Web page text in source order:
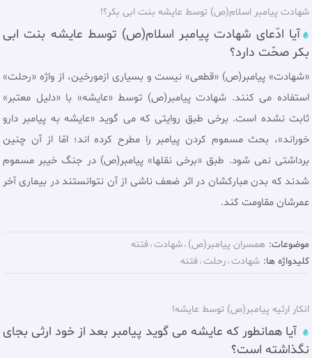
شهادت پیامبر اسلام(ص) توسط عایشه بنت ابی بکر؟!
آیا ادّعای شهادت پیامبر اسلام(ص) توسط عایشه بنت ابی
بکر صحّت دارد؟
«شهادت» پیامبر(ص) «قطعی» نیست و بسیاری ازمورخین، از واژه «رحلت»
استفاده می کنند. شهادت پیامبر(ص) توسط «عایشه» با «دلیل معتبر»
ثابت نشده است. برخی طبق روایتی که می گوید «عایشه به پیامبر دارو
خوراند»، بحث مسموم کردن پیامبر را مطرح کرده اند؛ امّا از آن چنین
برداشتی نمی شود. طبق «برخی نقلها» پیامبر(ص) در جنگ خیبر مسموم
شدند که بدن مبارکشان در اثر ضعف ناشی از آن نتوانستند در بیماری آخر
عمرشان مقاومت کند.
موضوعات: همسران پيامبر(ص) شهادت فتنه
کلیدواژه ها: شهادت رحلت فتنه
انکار ارثیه پیامبر(ص) توسط عایشه!
آیا همانطور که عایشه می گوید پیامبر بعد از خود ارثی بجای
نگذاشته است؟